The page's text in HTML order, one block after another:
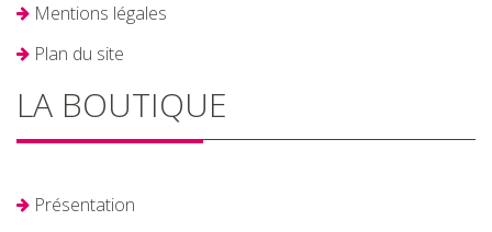
Mentions légales
Plan du site
LA BOUTIQUE
Présentation